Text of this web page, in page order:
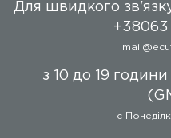
Для швидкого
з 10 до 19
c